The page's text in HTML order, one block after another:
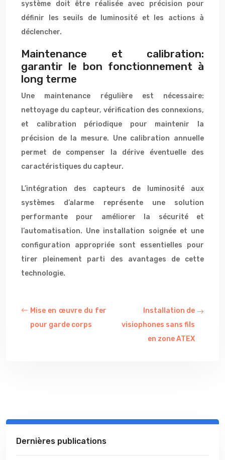
système doit être réalisée avec précision pour
définir les seuils de luminosité et les actions à
déclencher.
Maintenance et calibration:
garantir le bon fonctionnement à
long terme
Une maintenance régulière est nécessaire:
nettoyage du capteur, vérification des connexions,
et calibration périodique pour maintenir la
précision de la mesure. Une calibration annuelle
permet de compenser la dérive éventuelle des
caractéristiques du capteur.
L’intégration des capteurs de luminosité aux
systèmes d’alarme représente une solution
performante pour améliorer la sécurité et
l’automatisation. Une installation soignée et une
configuration appropriée sont essentielles pour
tirer pleinement parti des avantages de cette
technologie.
Mise en œuvre du fer
pour garde corps
Installation de
visiophones sans fils
en zone ATEX
Dernières publications